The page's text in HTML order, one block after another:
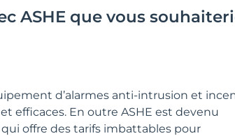
ASHE que vous
d’alarmes anti-intrusion et
efficaces. En outre ASHE est devenu
offre des tarifs imbattables pour